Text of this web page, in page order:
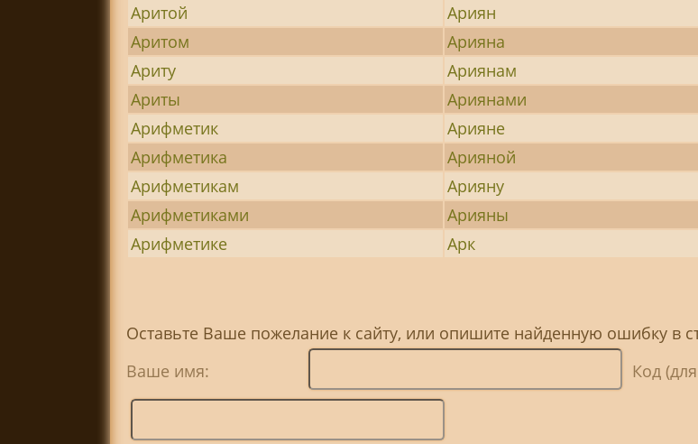
Аритой
Ариян
Аритом
Арияна
Ариту
Ариянам
Ариты
Ариянами
Арифметик
Арияне
Арифметика
Арияной
Арифметикам
Арияну
Арифметиками
Арияны
Арифметике
Арк
Оставьте Ваше пожелание к сайту, или опишите найденную ошибку в
Ваше имя:
Код